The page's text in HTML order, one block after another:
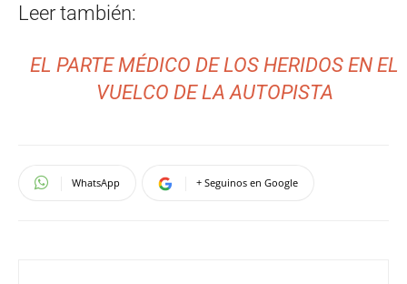
Leer también:
EL PARTE MÉDICO DE LOS HERIDOS EN EL
VUELCO DE LA AUTOPISTA
WhatsApp + Seguinos en Google